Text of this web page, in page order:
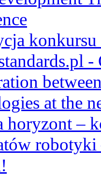
konkursu
at the
horyzont –